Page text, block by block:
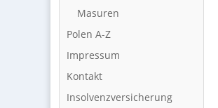
Masuren
Polen A-Z
Impressum
Kontakt
Insolvenzversicherung